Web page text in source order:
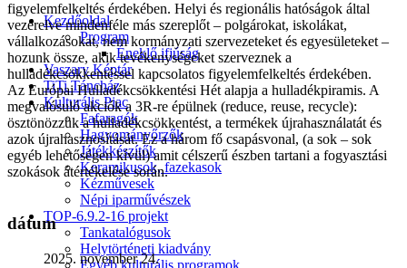
Kezdőoldal
Program
Éneklő ifjúság
Vaszary Képtár
TiTi Táncház
Kulturális Piac
Fafaragók
Hagyományőrzők
Játékkészítők
Keramikusok, fazekasok
Kézművesek
Népi iparművészek
TOP-6.9.2-16 projekt
Tankatalógusok
Helytörténeti kiadvány
Egyéb kulturális programok
figyelemfelkeltés érdekében. Helyi és regionális hatóságok által
vezérelve mindenféle más szereplőt – polgárokat, iskolákat,
vállalkozásokat, nem kormányzati szervezeteket és egyesületeket –
hozunk össze, akik tevékenységeket szerveznek a
hulladékcsökkentéssel kapcsolatos figyelemfelkeltés érdekében.
Az Európai Hulladékcsökkentési Hét alapja a hulladékpiramis. A
megvalósuló akciók a 3R-re épülnek (reduce, reuse, recycle):
ösztönözzük a hulladékcsökkentést, a termékek újrahasználatát és
azok újrahasznosítását. Ez a három fő csapásvonal, (a sok – sok
egyéb lehetőségen kívül) amit célszerű észben tartani a fogyasztási
szokások átértékelése során.
dátum
2025. november 24.